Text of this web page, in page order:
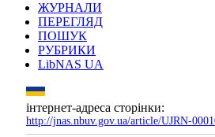
ЖУРНАЛИ
ПЕРЕГЛЯД
ПОШУК
РУБРИКИ
LibNAS UA
інтернет-адреса сторінки:
http://jnas.nbuv.gov.ua/article/UJRN-